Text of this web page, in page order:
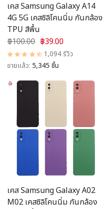
เคส Samsung Galaxy A14
4G 5G เคสซิลิโคนนิ่ม กันกล้อง
TPU สีพื้น
฿100.00 ฿39.00
1,094 รีวิว
ขายแล้ว: 5,345 ชิ้น
เคส Samsung Galaxy A02
M02 เคสซิลิโคนนิ่ม กันกล้อง